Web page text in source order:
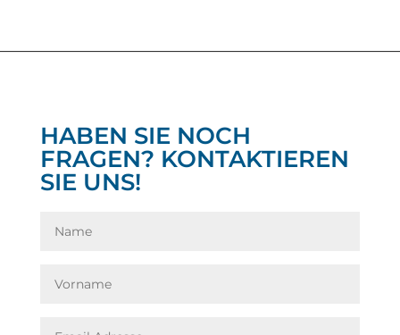
HABEN SIE NOCH
FRAGEN? KONTAKTIEREN
SIE UNS!